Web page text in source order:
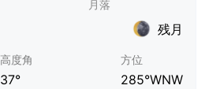
残月
高度角
37°
方位
285°WNW